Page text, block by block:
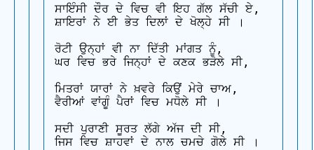
ਸਾਇੰਸੀ ਦੌਰ ਦੇ ਵਿਚ ਵੀ ਇਹ ਗੱਲ ਸੱਚੀ ਏ,
ਸ਼ਾਇਰਾਂ ਨੇ ਈ ਭੇਤ ਦਿਲਾਂ ਦੇ ਖੋਲ੍ਹੇ ਸੀ ।
ਰੋਟੀ ਉਨ੍ਹਾਂ ਵੀ ਨਾ ਦਿੱਤੀ ਮਾਂਗਤ ਨੂੰ,
ਘਰ ਵਿਚ ਭਰੇ ਜਿਨ੍ਹਾਂ ਦੇ ਕਣਕ ਭੜੋਲੇ ਸੀ,
ਮਿਤਰਾਂ ਯਾਰਾਂ ਨੇ ਖ਼ਵਰੇ ਕਿਉਂ ਮੇਰੇ ਚਾਅ,
ਵੈਰੀਆਂ ਵਾਂਗੂੰ ਪੈਰਾਂ ਵਿਚ ਮਧੋਲੇ ਸੀ ।
ਸਦੀ ਪੁਰਾਣੀ ਸੂਰਤ ਲੱਗੇ ਅੱਜ ਦੀ ਸੀ,
ਜਿਸ ਵਿਚ ਸ਼ਾਹਵਾਂ ਦੇ ਨਾਲ ਚਮਚੇ ਗੋਲੇ ਸੀ ।